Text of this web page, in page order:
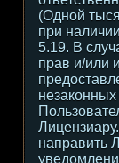
(Одной
при
5.19. В
прав и/или
направить